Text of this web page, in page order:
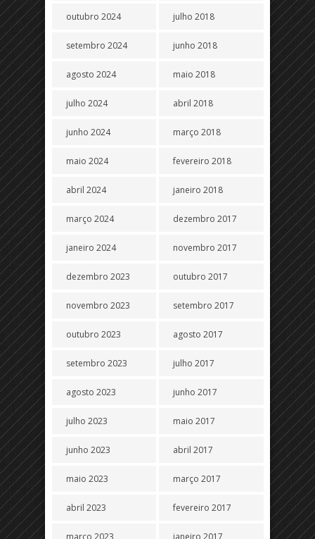
outubro 2024
setembro 2024
agosto 2024
julho 2024
junho 2024
maio 2024
abril 2024
março 2024
janeiro 2024
dezembro 2023
novembro 2023
outubro 2023
setembro 2023
agosto 2023
julho 2023
junho 2023
maio 2023
abril 2023
março 2023
julho 2018
junho 2018
maio 2018
abril 2018
março 2018
fevereiro 2018
janeiro 2018
dezembro 2017
novembro 2017
outubro 2017
setembro 2017
agosto 2017
julho 2017
junho 2017
maio 2017
abril 2017
março 2017
fevereiro 2017
janeiro 2017